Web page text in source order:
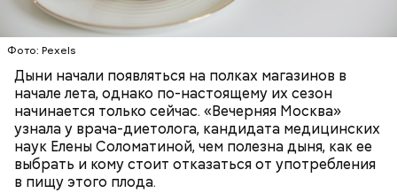
Фото: Pexels
Дыни начали появляться на полках магазинов в
начале лета, однако по-настоящему их сезон
начинается только сейчас. «Вечерняя Москва»
узнала у врача-диетолога, кандидата медицинских
наук Елены Соломатиной, чем полезна дыня, как ее
выбрать и кому стоит отказаться от употребления
в пищу этого плода.
отлично поддерживают наше зрение;
калий — оказывает мочегонное действие,
поддерживает сердечно-сосудистую
систему и предотвращает скачки давления;
магний — помогает калию и не дает сосудам
спазмироваться.
По мнению специалиста, здоровому человеку
достаточно включать щавель в рацион несколько
раз в месяц. В небольших количествах в свежем